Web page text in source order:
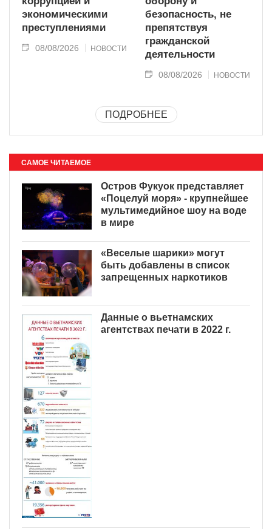
экономическими
преступлениями
08/08/2026 НОВОСТИ
безопасность, не
препятствуя
гражданской
деятельности
08/08/2026 НОВОСТИ
ПОДРОБНЕЕ
САМОЕ ЧИТАЕМОЕ
Остров Фукуок представляет
«Поцелуй моря» - крупнейшее
мультимедийное шоу на воде
в мире
«Веселые шарики» могут
быть добавлены в список
запрещенных наркотиков
Данные о вьетнамских
агентствах печати в 2022 г.